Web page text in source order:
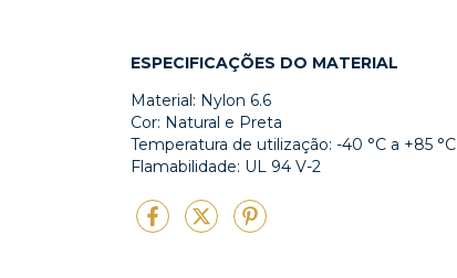
ESPECIFICAÇÕES DO MATERIAL
Material: Nylon 6.6
Cor: Natural e Preta
Temperatura de utilização: -40 °C a +85 °C
Flamabilidade: UL 94 V-2